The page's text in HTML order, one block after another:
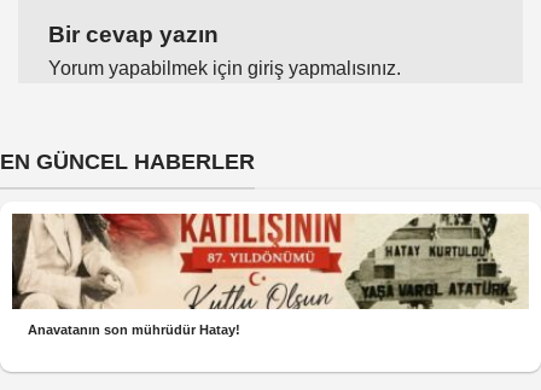
Bir cevap yazın
Yorum yapabilmek için giriş yapmalısınız.
EN GÜNCEL HABERLER
Anavatanın son mührüdür Hatay!